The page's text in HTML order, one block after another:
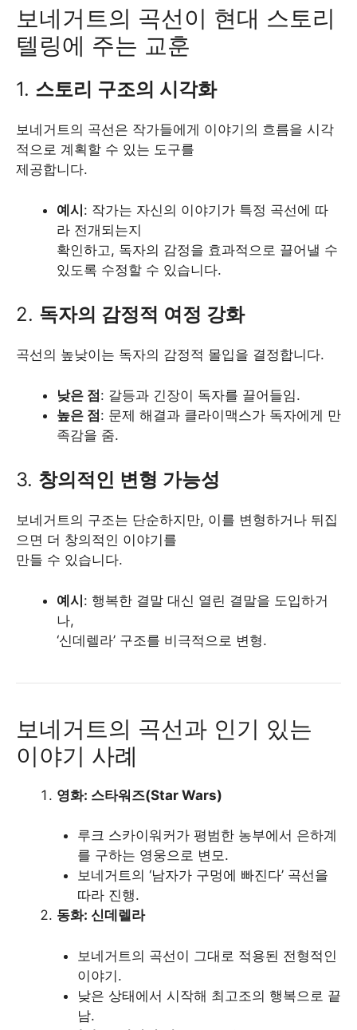
보네거트의 곡선이 현대 스토리
텔링에 주는 교훈
1. 스토리 구조의 시각화
보네거트의 곡선은 작가들에게 이야기의 흐름을 시각
적으로 계획할 수 있는 도구를
제공합니다.
예시: 작가는 자신의 이야기가 특정 곡선에 따
라 전개되는지
확인하고, 독자의 감정을 효과적으로 끌어낼 수
있도록 수정할 수 있습니다.
2. 독자의 감정적 여정 강화
곡선의 높낮이는 독자의 감정적 몰입을 결정합니다.
낮은 점: 갈등과 긴장이 독자를 끌어들임.
높은 점: 문제 해결과 클라이맥스가 독자에게 만
족감을 줌.
3. 창의적인 변형 가능성
보네거트의 구조는 단순하지만, 이를 변형하거나 뒤집
으면 더 창의적인 이야기를
만들 수 있습니다.
예시: 행복한 결말 대신 열린 결말을 도입하거
나,
‘신데렐라’ 구조를 비극적으로 변형.
보네거트의 곡선과 인기 있는
이야기 사례
영화: 스타워즈(Star Wars)
루크 스카이워커가 평범한 농부에서 은하계
를 구하는 영웅으로 변모.
보네거트의 ‘남자가 구멍에 빠진다’ 곡선을
따라 진행.
동화: 신데렐라
보네거트의 곡선이 그대로 적용된 전형적인
이야기.
낮은 상태에서 시작해 최고조의 행복으로 끝
남.